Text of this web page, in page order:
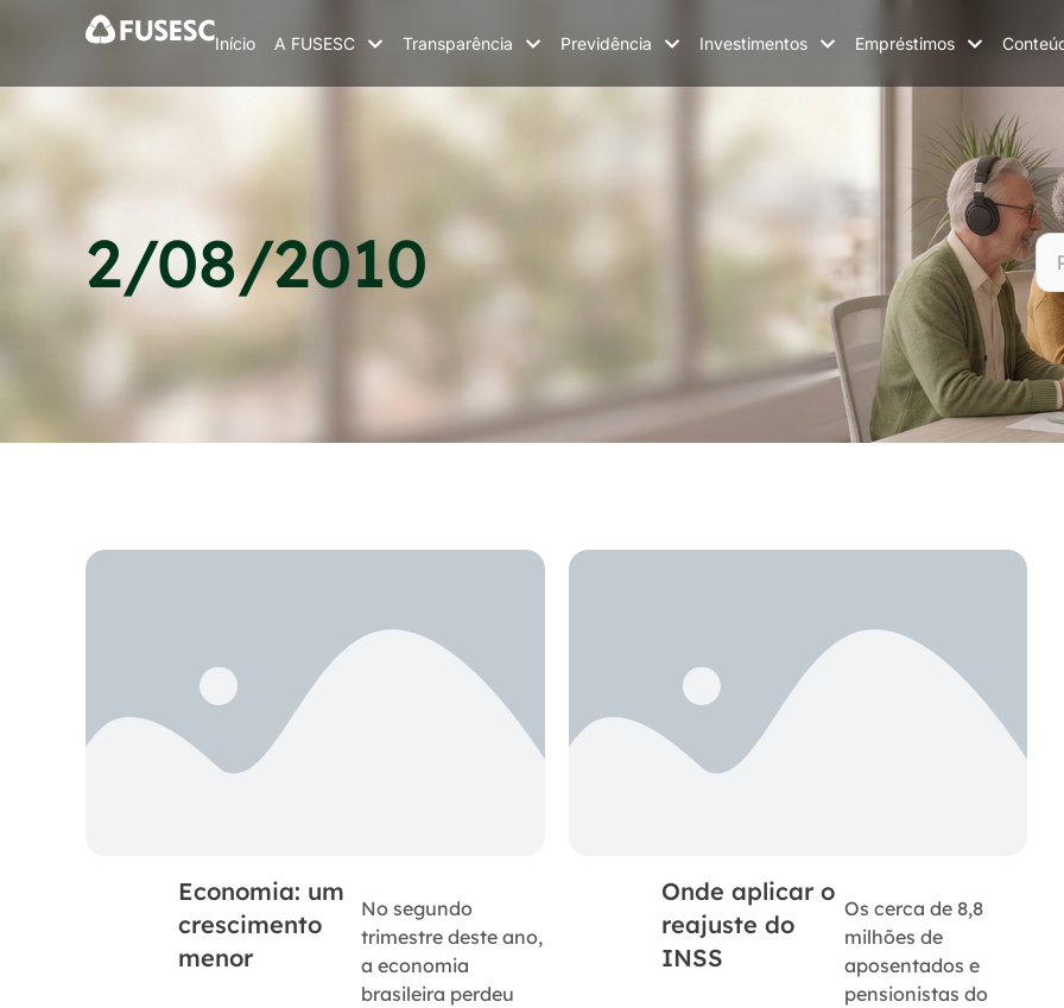
Início A FUSESC Transparência Previdência Investimentos Empréstimos
2/08/2010
Economia: um
crescimento
menor
No segundo
trimestre deste ano,
a economia
brasileira perdeu
Onde aplicar o
reajuste do
INSS
Os cerca de 8,8
milhões de
aposentados e
pensionistas do